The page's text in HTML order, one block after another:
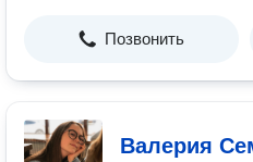
Позвонить
Валерия